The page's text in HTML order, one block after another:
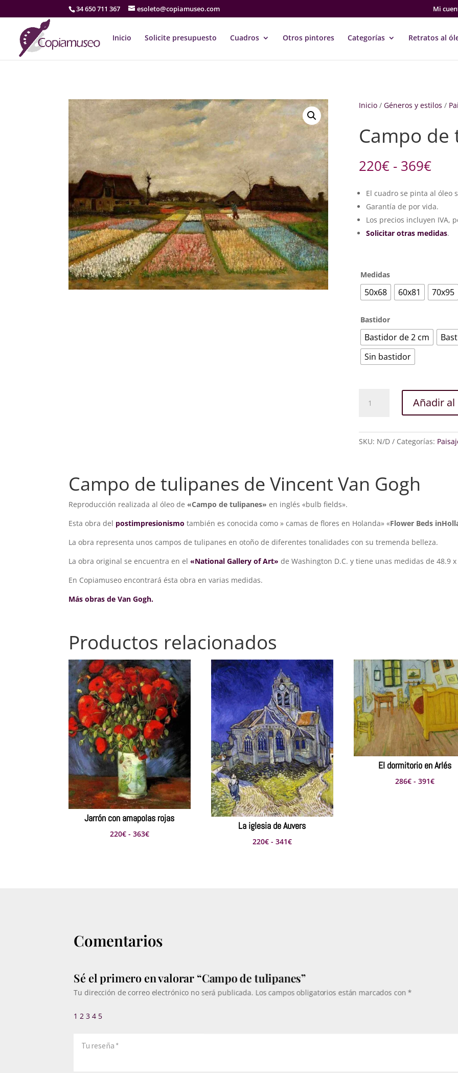
34 650 711 367 esoleto@copiamuseo.com Mi
Inicio Solicite presupuesto Cuadros Otros pintores Categorías Retratos al
Inicio/ Géneros y estilos /
Campo
220€ - 369€
de
El cuadro se pinta al óleo
Garantía de por vida.
Los precios incluyen IVA,
Solicitar otras medidas.
Medidas
50x68 60x81 70x95
Bastidor
Bastidor de 2 cm
Sin bastidor
cantidad
Añadir
SKU: N/D Categorías:
Campo de tulipanes de Vincent Van Gogh
Reproducción realizada al óleo de «Campo de tulipanes» en inglés «bulb fields».
Esta obra del postimpresionismo también es conocida como » camas de flores en Holanda» «Flower Beds in
La obra representa unos campos de tulipanes en otoño de diferentes tonalidades con su tremenda belleza.
La obra original se encuentra en el«National Gallery of Art» de Washington D.C. y tiene unas medidas de 48.9
En Copiamuseo encontrará ésta obra en varias medidas.
Más obras de Van Gogh.
Productos relacionados
Jarrón con amapolas rojas
220€ - 363€Rango
La iglesia de Auvers
220€ - 341€Rango
El dormitorio en Arlés
286€ - 391€Rango
Comentarios
Sé el primero en valorar “Campo de tulipanes”
Tu dirección de correo electrónico no será publicada. Los campos obligatorios están marcados con*
1 2 3 4 5